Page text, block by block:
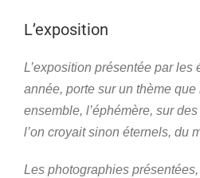
L’exposition
L’exposition présentée par les
année, porte sur un thème
ensemble, l’éphémère, sur
l’on croyait sinon éternels, du
Les photographies